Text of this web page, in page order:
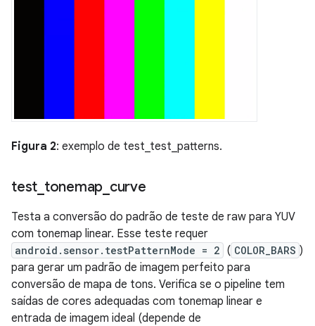
Figura 2: exemplo de test_test_patterns.
test tonemap curve
Testa a conversão do padrão de teste de raw para YUV
com tonemap linear. Esse teste requer
android.sensor.testPatternMode = 2 ( COLOR_BARS )
para gerar um padrão de imagem perfeito para
conversão de mapa de tons. Verifica se o pipeline tem
saídas de cores adequadas com tonemap linear e
entrada de imagem ideal (depende de